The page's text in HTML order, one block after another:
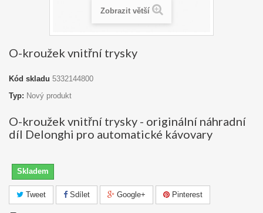
Zobrazit větší
O-kroužek vnitřní trysky
Kód skladu 5332144800
Typ: Nový produkt
O-kroužek vnitřní trysky - originální náhradní
díl Delonghi pro automatické kávovary
Skladem
Tweet Sdílet Google+ Pinterest